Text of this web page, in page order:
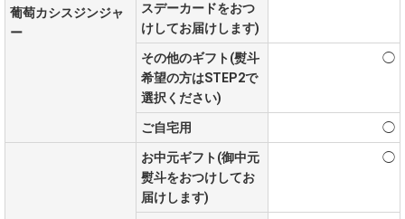
葡萄カシスジンジャ
ー
スデーカードをおつ
けしてお届けします)
その他のギフト(熨斗
希望の方はSTEP2で
選択ください)
◯
ご自宅用 ◯
お中元ギフト(御中元
熨斗をおつけしてお
届けします)
◯